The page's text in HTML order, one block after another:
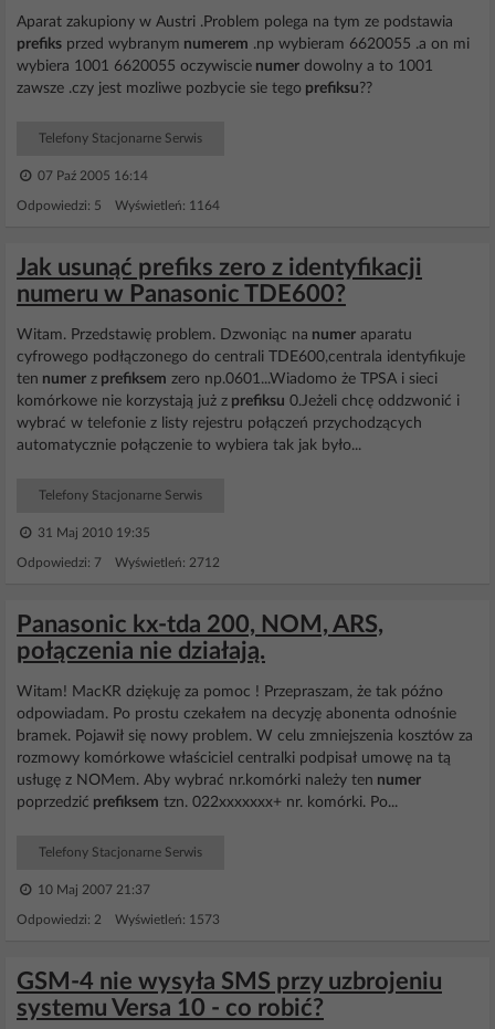
Aparat zakupiony w Austri .Problem polega na tym ze podstawia
prefiks przed wybranym numerem .np wybieram 6620055 .a on mi
wybiera 1001 6620055 oczywiscie numer dowolny a to 1001
zawsze .czy jest mozliwe pozbycie sie tego prefiksu??
Telefony Stacjonarne Serwis
07 Paź 2005 16:14
Odpowiedzi: 5 Wyświetleń: 1164
Jak usunąć prefiks zero z identyfikacji
numeru w Panasonic TDE600?
Witam. Przedstawię problem. Dzwoniąc na numer aparatu
cyfrowego podłączonego do centrali TDE600,centrala identyfikuje
ten numer z prefiksem zero np.0601...Wiadomo że TPSA i sieci
komórkowe nie korzystają już z prefiksu 0.Jeżeli chcę oddzwonić i
wybrać w telefonie z listy rejestru połączeń przychodzących
automatycznie połączenie to wybiera tak jak było...
Telefony Stacjonarne Serwis
31 Maj 2010 19:35
Odpowiedzi: 7 Wyświetleń: 2712
Panasonic kx-tda 200, NOM, ARS,
połączenia nie działają.
Witam! MacKR dziękuję za pomoc ! Przepraszam, że tak późno
odpowiadam. Po prostu czekałem na decyzję abonenta odnośnie
bramek. Pojawił się nowy problem. W celu zmniejszenia kosztów za
rozmowy komórkowe właściciel centralki podpisał umowę na tą
usługę z NOMem. Aby wybrać nr.komórki należy ten numer
poprzedzić prefiksem tzn. 022xxxxxxx+ nr. komórki. Po...
Telefony Stacjonarne Serwis
10 Maj 2007 21:37
Odpowiedzi: 2 Wyświetleń: 1573
GSM-4 nie wysyła SMS przy uzbrojeniu
systemu Versa 10 - co robić?